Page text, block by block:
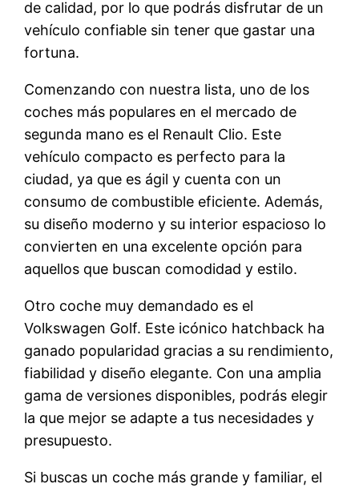
de calidad, por lo que podrás disfrutar de un
vehículo confiable sin tener que gastar una
fortuna.
Comenzando con nuestra lista, uno de los
coches más populares en el mercado de
segunda mano es el Renault Clio. Este
vehículo compacto es perfecto para la
ciudad, ya que es ágil y cuenta con un
consumo de combustible eficiente. Además,
su diseño moderno y su interior espacioso lo
convierten en una excelente opción para
aquellos que buscan comodidad y estilo.
Otro coche muy demandado es el
Volkswagen Golf. Este icónico hatchback ha
ganado popularidad gracias a su rendimiento,
fiabilidad y diseño elegante. Con una amplia
gama de versiones disponibles, podrás elegir
la que mejor se adapte a tus necesidades y
presupuesto.
Si buscas un coche más grande y familiar, el